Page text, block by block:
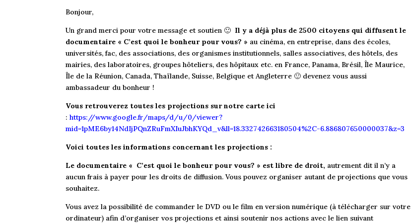
Bonjour,
Un grand merci pour votre message et soutien 🙂 Il y a déjà plus de 2500 citoyens qui diffusent le
documentaire « C’est quoi le bonheur pour vous? » au cinéma, en entreprise, dans des écoles,
universités, fac, des associations, des organismes institutionnels, salles associatives, des hôtels, des
mairies, des laboratoires, groupes hôteliers, des hôpitaux etc. en France, Panama, Brésil, Île Maurice,
Île de la Réunion, Canada, Thaïlande, Suisse, Belgique et Angleterre 🙂 devenez vous aussi
ambassadeur du bonheur !
Vous retrouverez toutes les projections sur notre carte ici
: https://www.google.fr/maps/d/u/0/viewer?
mid=1pME6by14NdIjPQnZRuFmXIuJbhKYQd_v&ll=18.332742663180504%2C-6.886807650000037&z=3
Voici toutes les informations concernant les projections :
Le documentaire « C’est quoi le bonheur pour vous? » est libre de droit, autrement dit il n’y a
aucun frais à payer pour les droits de diffusion. Vous pouvez organiser autant de projections que vous
souhaitez.
Vous avez la possibilité de commander le DVD ou le film en version numérique (à télécharger sur votre
ordinateur) afin d’organiser vos projections et ainsi soutenir nos actions avec le lien suivant